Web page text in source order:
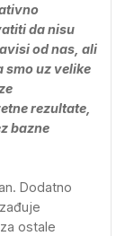
da nisu
od nas, ali
smo uz velike
rezultate,
bazne
Dodatno
ostale